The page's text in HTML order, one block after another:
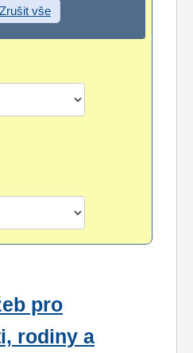
Zrušit vše
pro
rodiny a